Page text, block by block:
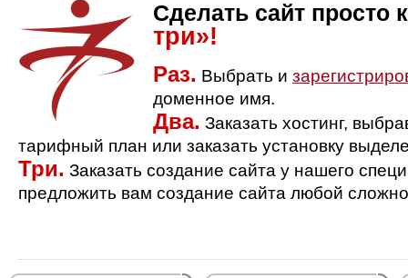
Сделать сайт просто
три»!
Раз. Выбрать и
доменное имя.
Два. Заказать хостинг,
тарифный план или заказать установку
Три. Заказать создание сайта у нашего
предложить вам создание сайта любой